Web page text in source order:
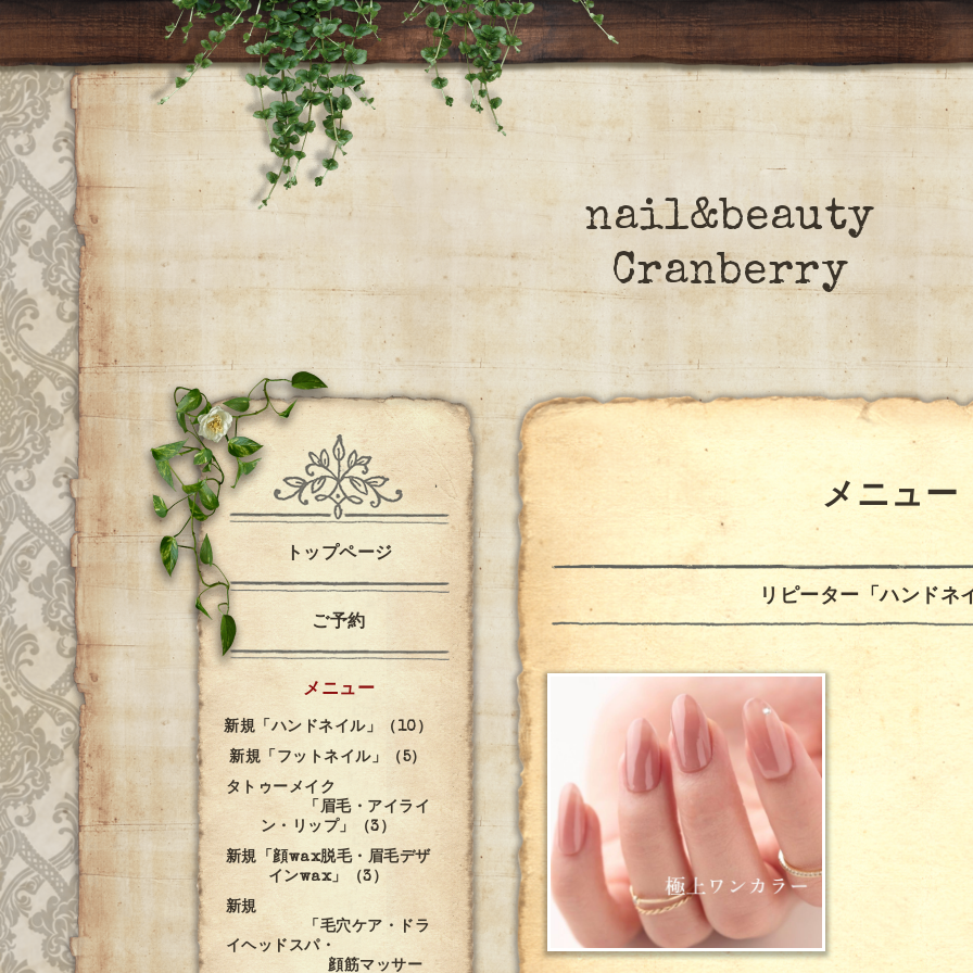
nail&beauty
Cranberry
メニュー
リピーター「ハンドネ
トップページ
ご予約
メニュー
新規「ハンドネイル」（10）
新規「フットネイル」（5）
タトゥーメイク
「眉毛・アイライ
ン・リップ」（3）
新規「顔wax脱毛・眉毛デザ
インwax」（3）
新規
「毛穴ケア・ドラ
イヘッドスパ・
顔筋マッサー